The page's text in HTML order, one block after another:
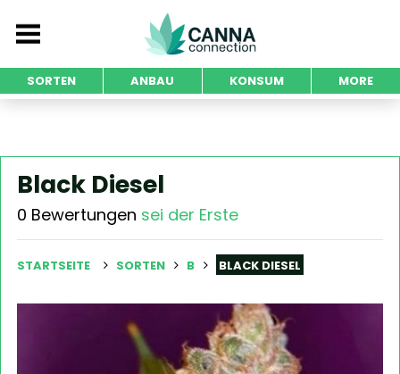
SORTEN ANBAU KONSUM MORE
Black Diesel
0 Bewertungen sei der Erste
STARTSEITE SORTEN B BLACK DIESEL